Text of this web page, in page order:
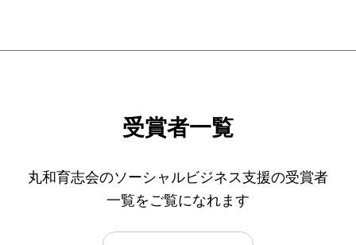
ニュース
受賞者一覧
丸和育志会のソーシャルビジネス支援の受賞者
一覧をご覧になれます